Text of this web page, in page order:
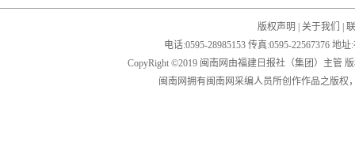
版权声明 关于我们
电话:0595-28985153 传真:0595-22567376 地
CopyRight ©2019 闽南网由福建日报社（集团）主管
闽南网拥有闽南网采编人员所创作作品之版